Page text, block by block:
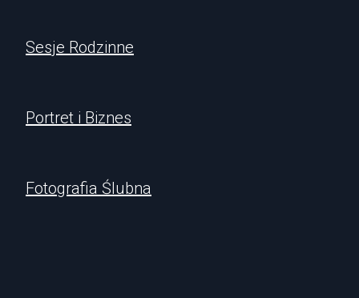
Sesje Rodzinne
Portret i Biznes
Fotografia Ślubna